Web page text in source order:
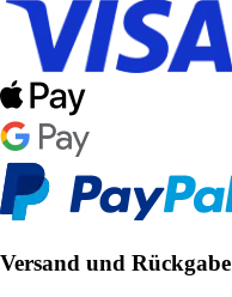
Versand und Rückgabe